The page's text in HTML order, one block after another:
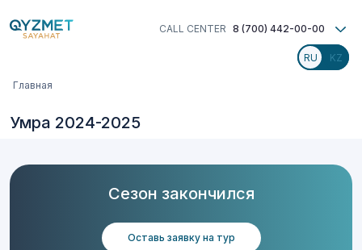
CALL CENTER 8 (700) 442-00-00
Строка
навигации
Главная
Умра 2024-2025
Сезон закончился
Оставь заявку на тур